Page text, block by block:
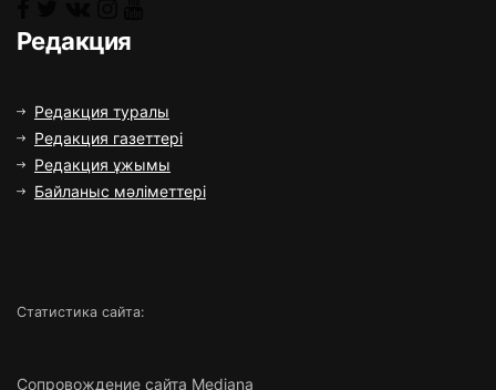
Редакция
Редакция туралы
Редакция газеттері
Редакция ұжымы
Байланыс мәліметтері
Статистика сайта:
Сопровождение сайта Mediana